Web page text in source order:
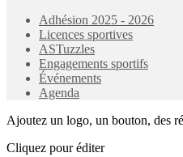
Adhésion 2025 - 2026
Licences sportives
ASTuzzles
Engagements sportifs
Événements
Agenda
Ajoutez un logo, un bouton, des
Cliquez pour éditer